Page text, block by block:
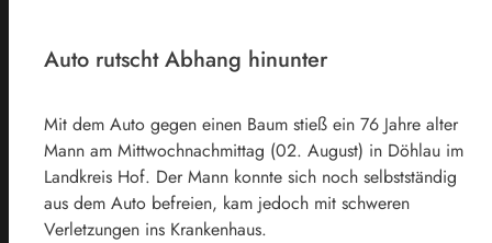
Auto rutscht Abhang hinunter
Mit dem Auto gegen einen Baum stieß ein 76 Jahre alter
Mann am Mittwochnachmittag (02. August) in Döhlau im
Landkreis Hof. Der Mann konnte sich noch selbstständig
aus dem Auto befreien, kam jedoch mit schweren
Verletzungen ins Krankenhaus.